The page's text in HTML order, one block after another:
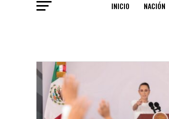
INICIO NACIÓN